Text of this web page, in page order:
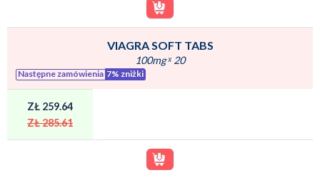
VIAGRA SOFT TABS
100mgˣ20
Następne zamówienia 7% zniżki
ZŁ 259.64
ZŁ 285.61